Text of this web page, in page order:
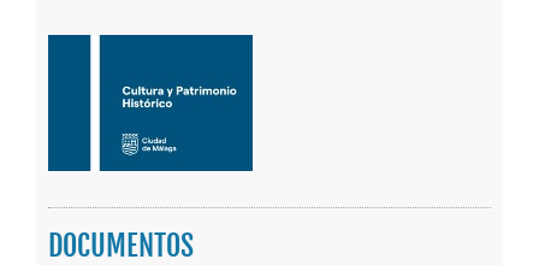
DOCUMENTOS